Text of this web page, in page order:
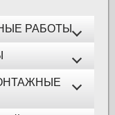
РАБОТЫ